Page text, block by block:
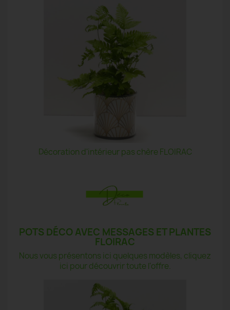
Décoration d'intérieur pas chère FLOIRAC
POTS DÉCO AVEC MESSAGES ET PLANTES
FLOIRAC
Nous vous présentons ici quelques modèles, cliquez
ici pour découvrir toute l'offre.